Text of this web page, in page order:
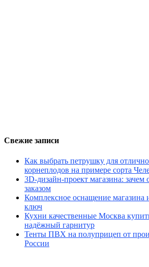
Свежие записи
Как выбрать петрушку для
корнеплодов на примере сорта
3D-дизайн-проект магазина:
заказом
Комплексное оснащение магазина
ключ
Кухни качественные Москва
надёжный гарнитур
Тенты ПВХ на полуприцеп от
России